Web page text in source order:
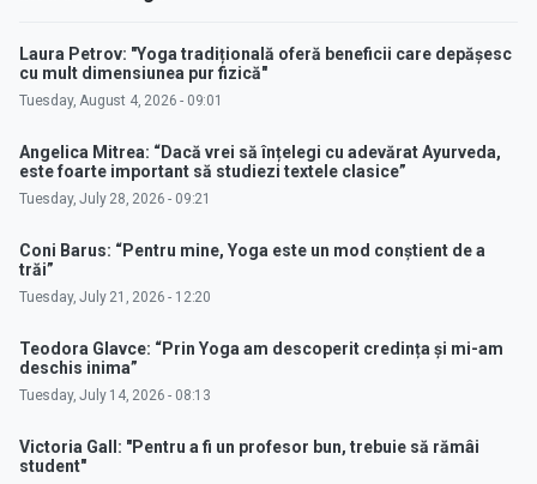
Laura Petrov: "Yoga tradițională oferă beneficii care depășesc
cu mult dimensiunea pur fizică"
Tuesday, August 4, 2026 - 09:01
Angelica Mitrea: “Dacă vrei să înțelegi cu adevărat Ayurveda,
este foarte important să studiezi textele clasice”
Tuesday, July 28, 2026 - 09:21
Coni Barus: “Pentru mine, Yoga este un mod conștient de a
trăi”
Tuesday, July 21, 2026 - 12:20
Teodora Glavce: “Prin Yoga am descoperit credința și mi-am
deschis inima”
Tuesday, July 14, 2026 - 08:13
Victoria Gall: "Pentru a fi un profesor bun, trebuie să rămâi
student"